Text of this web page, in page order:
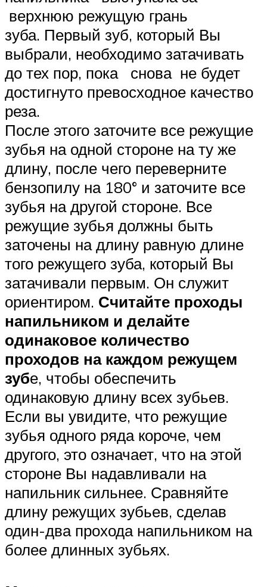
верхнюю режущую грань
зуба. Первый зуб, который Вы
выбрали, необходимо затачивать
до тех пор, пока снова не будет
достигнуто превосходное качество
реза.
После этого заточите все режущие
зубья на одной стороне на ту же
длину, после чего переверните
бензопилу на 180° и заточите все
зубья на другой стороне. Все
режущие зубья должны быть
заточены на длину равную длине
того режущего зуба, который Вы
затачивали первым. Он служит
ориентиром. Считайте проходы
напильником и делайте
одинаковое количество
проходов на каждом режущем
зубе, чтобы обеспечить
одинаковую длину всех зубьев.
Если вы увидите, что режущие
зубья одного ряда короче, чем
другого, это означает, что на этой
стороне Вы надавливали на
напильник сильнее. Сравняйте
длину режущих зубьев, сделав
один-два прохода напильником на
более длинных зубьях.